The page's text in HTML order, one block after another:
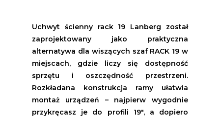
Uchwyt ścienny rack 19 Lanberg został
zaprojektowany jako praktyczna
alternatywa dla wiszących szaf RACK 19 w
miejscach, gdzie liczy się dostępność
sprzętu i oszczędność przestrzeni.
Rozkładana konstrukcja ramy ułatwia
montaż urządzeń – najpierw wygodnie
przykręcasz je do profili 19", a dopiero